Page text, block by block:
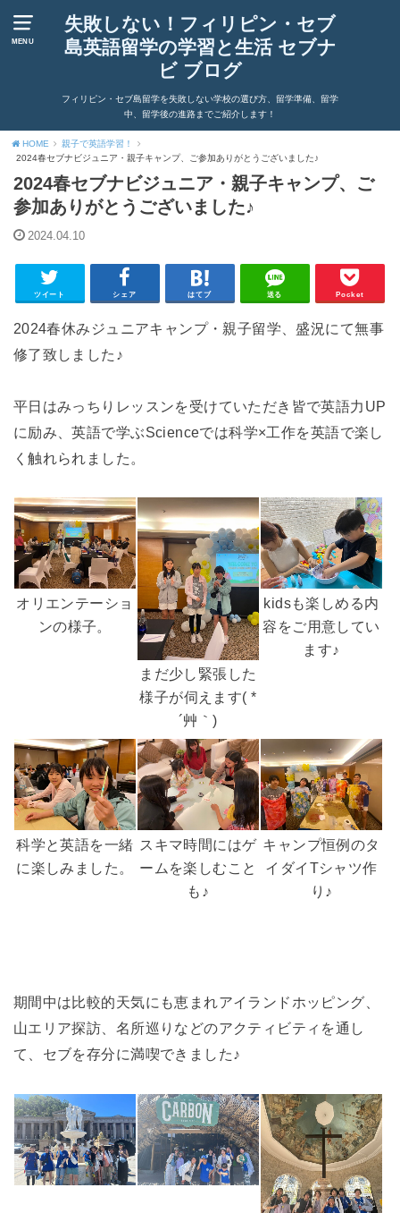
MENU
失敗しない！フィリピン・セブ
島英語留学の学習と生活 セブナ
ビ ブログ
フィリピン・セブ島留学を失敗しない学校の選び方、留学準備、留学
中、留学後の進路までご紹介します！
HOME
親子で英語学習！
2024春セブナビジュニア・親子キャンプ、ご参加ありがとうございました♪
2024春セブナビジュニア・親子キャンプ、ご
参加ありがとうございました♪
2024.04.10
ツイート シェア はてブ 送る Pocket
2024春休みジュニアキャンプ・親子留学、盛況にて無事
修了致しました♪
平日はみっちりレッスンを受けていただき皆で英語力UP
に励み、英語で学ぶScienceでは科学×工作を英語で楽し
く触れられました。
オリエンテーショ
ンの様子。
まだ少し緊張した
様子が伺えます( *
´艸｀)
kidsも楽しめる内
容をご用意してい
ます♪
科学と英語を一緒
に楽しみました。
スキマ時間にはゲ
ームを楽しむこと
も♪
キャンプ恒例のタ
イダイTシャツ作
り♪
期間中は比較的天気にも恵まれアイランドホッピング、
山エリア探訪、名所巡りなどのアクティビティを通し
て、セブを存分に満喫できました♪